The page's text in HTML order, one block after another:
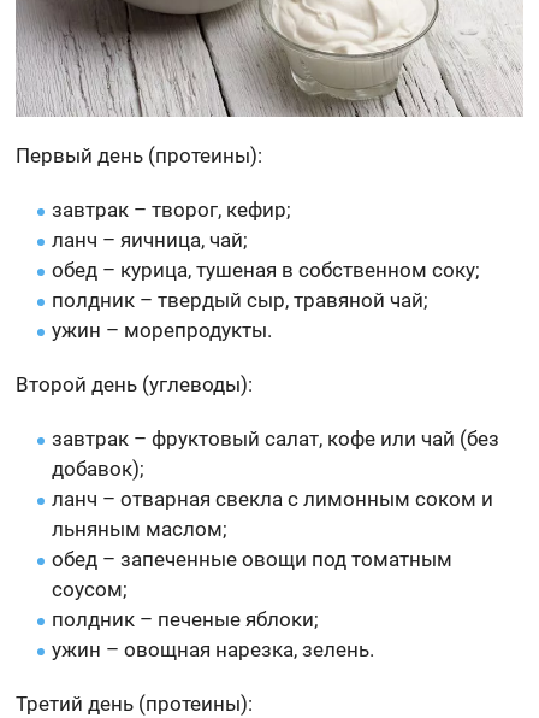
Первый день (протеины):
завтрак – творог, кефир;
ланч – яичница, чай;
обед – курица, тушеная в собственном соку;
полдник – твердый сыр, травяной чай;
ужин – морепродукты.
Второй день (углеводы):
завтрак – фруктовый салат, кофе или чай (без
добавок);
ланч – отварная свекла с лимонным соком и
льняным маслом;
обед – запеченные овощи под томатным
соусом;
полдник – печеные яблоки;
ужин – овощная нарезка, зелень.
Третий день (протеины):